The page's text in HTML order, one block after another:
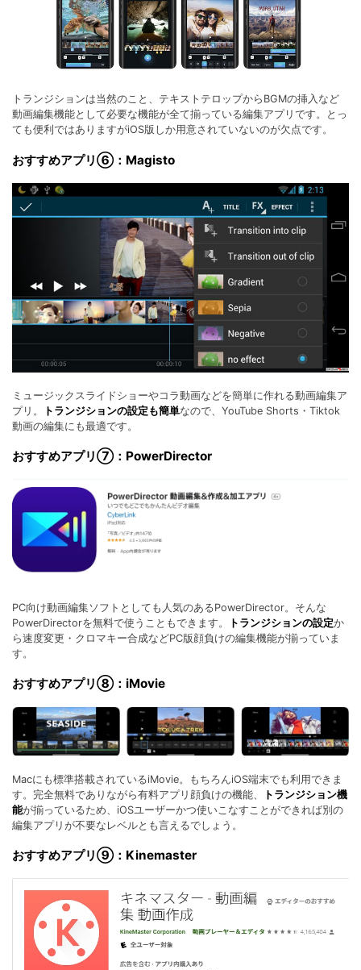
トランジションは当然のこと、テキストテロップからBGMの挿入など
動画編集機能として必要な機能が全て揃っている編集アプリです。とっ
ても便利ではありますがiOS版しか用意されていないのが欠点です。
おすすめアプリ⑥：Magisto
ミュージックスライドショーやコラ動画などを簡単に作れる動画編集ア
プリ。
トランジションの設定も簡単なので、YouTube Shorts・Tiktok
動画の編集にも最適です。
おすすめアプリ⑦：PowerDirector
PC向け動画編集ソフトとしても人気のあるPowerDirector。そんな
PowerDirectorを無料で使うこともできます。
トランジションの設定か
ら速度変更・クロマキー合成などPC版顔負けの編集機能が揃っていま
す。
おすすめアプリ⑧：iMovie
Macにも標準搭載されているiMovie。もちろんiOS端末でも利用できま
す。完全無料でありながら有料アプリ顔負けの機能、
トランジション機
能が揃っているため、iOSユーザーかつ使いこなすことができれば別の
編集アプリが不要なレベルとも言えるでしょう。
おすすめアプリ⑨：Kinemaster